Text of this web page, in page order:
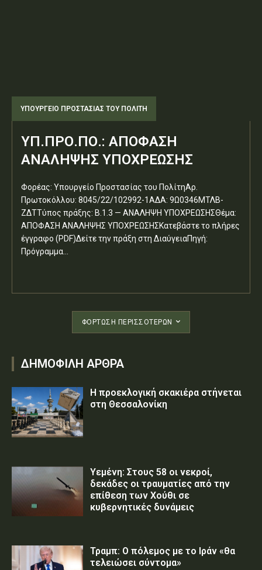
ΥΠΟΥΡΓΕΊΟ ΠΡΟΣΤΑΣΊΑΣ ΤΟΥ ΠΟΛΊΤΗ
ΥΠ.ΠΡΟ.ΠΟ.: ΑΠΟΦΑΣΗ
ΑΝΑΛΗΨΗΣ ΥΠΟΧΡΕΩΣΗΣ
Φορέας: Υπουργείο Προστασίας του ΠολίτηΑρ.
Πρωτοκόλλου: 8045/22/102992-1ΑΔΑ: 9Ω0346ΜΤΛΒ-
ΖΔΤΤύπος πράξης: Β.1.3 — ΑΝΑΛΗΨΗ ΥΠΟΧΡΕΩΣΗΣΘέμα:
ΑΠΟΦΑΣΗ ΑΝΑΛΗΨΗΣ ΥΠΟΧΡΕΩΣΗΣΚατεβάστε το πλήρες
έγγραφο (PDF)Δείτε την πράξη στη ΔιαύγειαΠηγή:
Πρόγραμμα...
ΦΌΡΤΩΣΗ ΠΕΡΙΣΣΟΤΈΡΩΝ
ΔΗΜΟΦΙΛΗ ΑΡΘΡΑ
Η προεκλογική σκακιέρα στήνεται
στη Θεσσαλονίκη
Υεμένη: Στους 58 οι νεκροί,
δεκάδες οι τραυματίες από την
επίθεση των Χούθι σε
κυβερνητικές δυνάμεις
Τραμπ: Ο πόλεμος με το Ιράν «θα
τελειώσει σύντομα»